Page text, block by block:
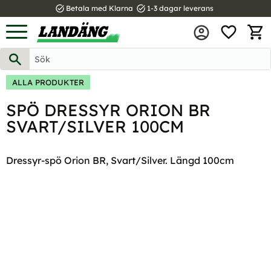
Meny
task_alt Betala med Klarna task_alt 1-3 dagar leverans
ALLA PRODUKTER
SPÖ DRESSYR ORION BR
SVART/SILVER 100CM
Dressyr-spö Orion BR, Svart/Silver. Längd 100cm